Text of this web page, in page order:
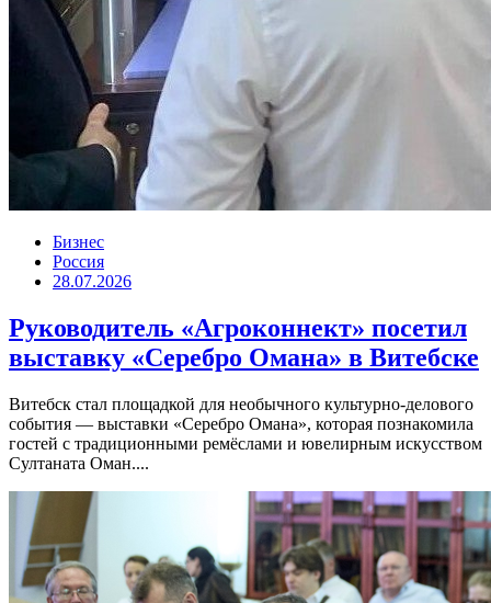
Бизнес
Россия
28.07.2026
Руководитель «Агроконнект» посетил
выставку «Серебро Омана» в Витебске
Витебск стал площадкой для необычного культурно-делового
события — выставки «Серебро Омана», которая познакомила
гостей с традиционными ремёслами и ювелирным искусством
Султаната Оман....